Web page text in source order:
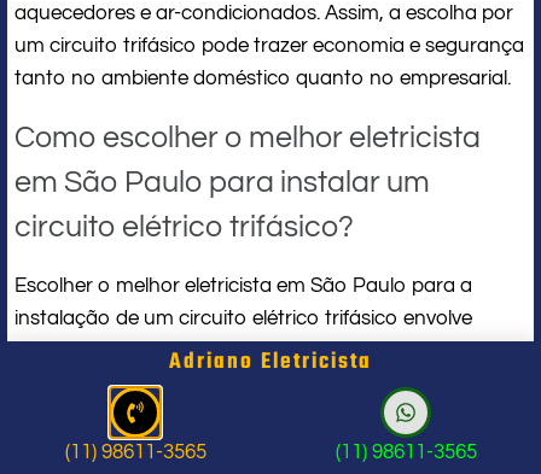
aquecedores e ar-condicionados. Assim, a escolha por
um circuito trifásico pode trazer economia e segurança
tanto no ambiente doméstico quanto no empresarial.
Como escolher o melhor eletricista
em São Paulo para instalar um
circuito elétrico trifásico?
Escolher o melhor eletricista em São Paulo para a
instalação de um circuito elétrico trifásico envolve
alguns critérios importantes. Primeiramente, é
fundamental verificar as credenciais do profissional.
Certificações e registros em órgãos competentes
garantem que o eletricista possui a formação
Adriano Eletricista
(11) 98611-3565 (11) 98611-3565